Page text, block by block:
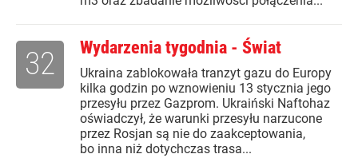
Wydarzenia tygodnia - Świat
Ukraina zablokowała tranzyt gazu do Europy
kilka godzin po wznowieniu 13 stycznia jego
przesyłu przez Gazprom. Ukraiński Naftohaz
oświadczył, że warunki przesyłu narzucone
przez Rosjan są nie do zaakceptowania,
bo inna niż dotychczas trasa...
32